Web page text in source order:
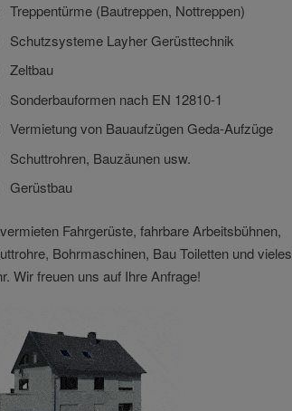
Treppentürme (Bautreppen, Nottreppen)
Schutzsysteme Layher Gerüsttechnik
Zeltbau
Sonderbauformen nach EN 12810-1
Vermietung von Bauaufzügen Geda-Aufzüge
Schuttrohren, Bauzäunen usw.
Gerüstbau
Fahrgerüste, fahrbare Arbeitsbühnen,
Bohrmaschinen, Bau Toiletten und vieles
Wir freuen uns auf Ihre Anfrage!